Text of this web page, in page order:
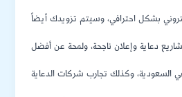
بشكل احترافي، وسيتم تزويدك أيضاً
دعاية وإعلان ناجحة، ولمحة عن أفضل
السعودية، وكذلك تجارب شركات الدعاية